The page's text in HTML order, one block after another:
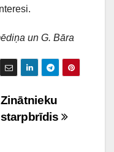
un G. Bāra
Zinātnieku
starpbrīdis